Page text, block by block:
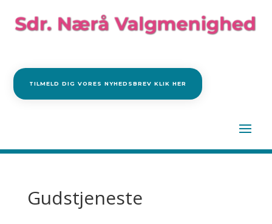
TILMELD DIG VORES NYHEDSBREV KLIK HER
Gudstjeneste